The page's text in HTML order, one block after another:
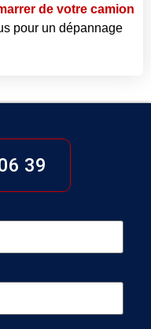
de votre camion
pour un dépannage
39